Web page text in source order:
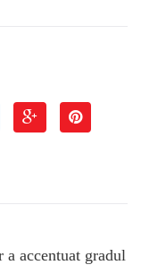
accentuat gradul